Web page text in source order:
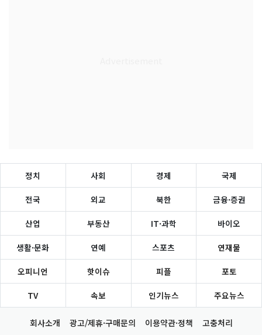
정치 사회 경제 국제
전국 외교 북한 금융·증권
산업 부동산 IT·과학 바이오
생활·문화 연예 스포츠 연재물
오피니언 핫이슈 피플 포토
TV 속보 인기뉴스 주요뉴스
회사소개 광고/제휴·구매문의 이용약관·정책 고충처리